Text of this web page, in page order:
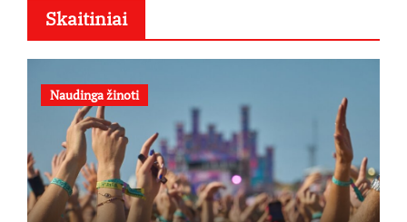
Skaitiniai
Naudinga žinoti